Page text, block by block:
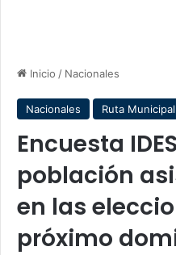
Inicio / Nacionales
Nacionales Ruta
Encuesta
población
en las
próximo